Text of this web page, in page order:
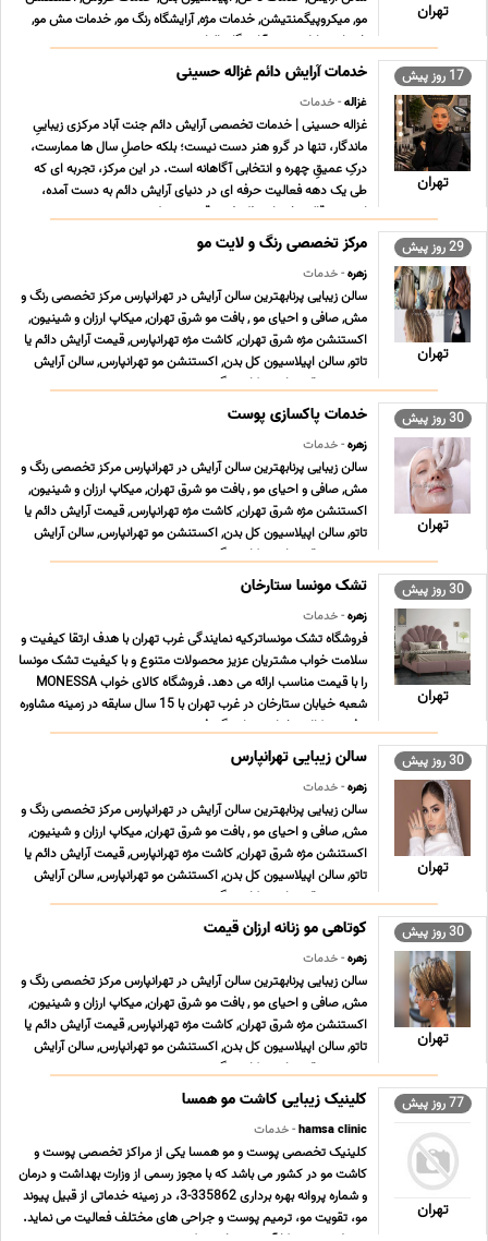
تهران
مو, میکروپیگمنتیشن, خدمات مژه, آرایشگاه رنگ مو, خدمات مش مو,
خدمات هایلایت مو, آرایشگاه بالیاژ مو ... ...
17 روز پیش
تهران
خدمات آرایش دائم غزاله حسینی
غزاله- خدمات
غزاله حسینی | خدمات تخصصی آرایش دائم جنت آباد مرکزی زیباییِ
ماندگار، تنها در گرو هنر دست نیست؛ بلکه حاصلِ سال ها ممارست،
درکِ عمیقِ چهره و انتخابی آگاهانه است. در این مرکز، تجربه ای که
طی یک دهه فعالیت حرفه ای در دنیای آرایش دائم به دست آمده،
امروز در قالب خدماتی ظریف، دقیق و منط ... ...
29 روز پیش
تهران
مرکز تخصصی رنگ و لایت مو
زهره- خدمات
سالن زیبایی پرنابهترین سالن آرایش در تهرانپارس مرکز تخصصی رنگ و
مش, صافی و احیای مو , بافت مو شرق تهران, میکاپ ارزان و شینیون,
اکستنشن مژه شرق تهران, کاشت مژه تهرانپارس, قیمت آرایش دائم یا
تاتو, سالن اپیلاسیون کل بدن, اکستنشن مو تهرانپارس, سالن آرایش
عروس شرق تهران, میکاپ و گریم ... ...
30 روز پیش
تهران
خدمات پاکسازی پوست
زهره- خدمات
سالن زیبایی پرنابهترین سالن آرایش در تهرانپارس مرکز تخصصی رنگ و
مش, صافی و احیای مو , بافت مو شرق تهران, میکاپ ارزان و شینیون,
اکستنشن مژه شرق تهران, کاشت مژه تهرانپارس, قیمت آرایش دائم یا
تاتو, سالن اپیلاسیون کل بدن, اکستنشن مو تهرانپارس, سالن آرایش
عروس شرق تهران, میکاپ و گریم ... ...
30 روز پیش
تهران
تشک مونسا ستارخان
زهره- خدمات
فروشگاه تشک مونساترکیه نمایندگی غرب تهران با هدف ارتقا کیفیت و
سلامت خواب مشتریان عزیز محصولات متنوع و با کیفیت تشک مونسا
را با قیمت مناسب ارائه می دهد. فروشگاه کالای خواب MONESSA
شعبه خیابان ستارخان در غرب تهران با 15 سال سابقه در زمینه مشاوره
و فروش کالای خواب، نمایندگی فروش تش ... ...
30 روز پیش
تهران
سالن زیبایی تهرانپارس
زهره- خدمات
سالن زیبایی پرنابهترین سالن آرایش در تهرانپارس مرکز تخصصی رنگ و
مش, صافی و احیای مو , بافت مو شرق تهران, میکاپ ارزان و شینیون,
اکستنشن مژه شرق تهران, کاشت مژه تهرانپارس, قیمت آرایش دائم یا
تاتو, سالن اپیلاسیون کل بدن, اکستنشن مو تهرانپارس, سالن آرایش
عروس شرق تهران, میکاپ و گریم ... ...
30 روز پیش
تهران
کوتاهی مو زنانه ارزان قیمت
زهره- خدمات
سالن زیبایی پرنابهترین سالن آرایش در تهرانپارس مرکز تخصصی رنگ و
مش, صافی و احیای مو , بافت مو شرق تهران, میکاپ ارزان و شینیون,
اکستنشن مژه شرق تهران, کاشت مژه تهرانپارس, قیمت آرایش دائم یا
تاتو, سالن اپیلاسیون کل بدن, اکستنشن مو تهرانپارس, سالن آرایش
عروس شرق تهران, میکاپ و گریم ... ...
77 روز پیش
تهران
کلینیک زیبایی کاشت مو همسا
hamsa clinic- خدمات
کلینیک تخصصی پوست و مو همسا یکی از مراکز تخصصی پوست و
کاشت مو در کشور می باشد که با مجوز رسمی از وزارت بهداشت و درمان
و شماره پروانه بهره برداری 335862-3، در زمینه خدماتی از قبیل پیوند
مو، تقویت مو، ترمیم پوست و جراحی های مختلف فعالیت می نماید.